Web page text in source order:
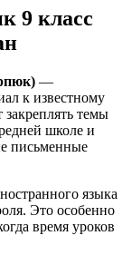
9 класс
—
к известному
закреплять темы
школе и
письменные
языка
Это особенно
время уроков